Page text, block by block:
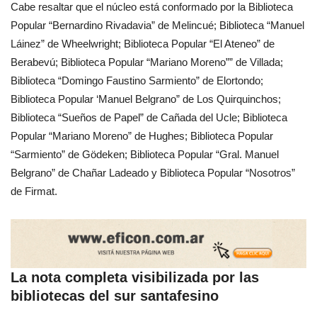
Cabe resaltar que el núcleo está conformado por la Biblioteca
Popular “Bernardino Rivadavia” de Melincué; Biblioteca “Manuel
Láinez” de Wheelwright; Biblioteca Popular “El Ateneo” de
Berabevú; Biblioteca Popular “Mariano Moreno”” de Villada;
Biblioteca “Domingo Faustino Sarmiento” de Elortondo;
Biblioteca Popular ‘Manuel Belgrano” de Los Quirquinchos;
Biblioteca “Sueños de Papel” de Cañada del Ucle; Biblioteca
Popular “Mariano Moreno” de Hughes; Biblioteca Popular
“Sarmiento” de Gödeken; Biblioteca Popular “Gral. Manuel
Belgrano” de Chañar Ladeado y Biblioteca Popular “Nosotros”
de Firmat.
La nota completa visibilizada por las
bibliotecas del sur santafesino